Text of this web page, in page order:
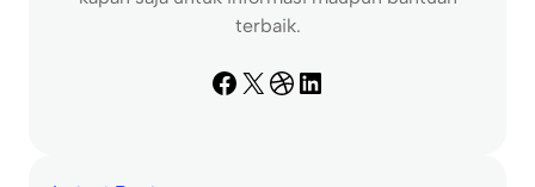
terbaik.
Facebook X Dribbble LinkedIn